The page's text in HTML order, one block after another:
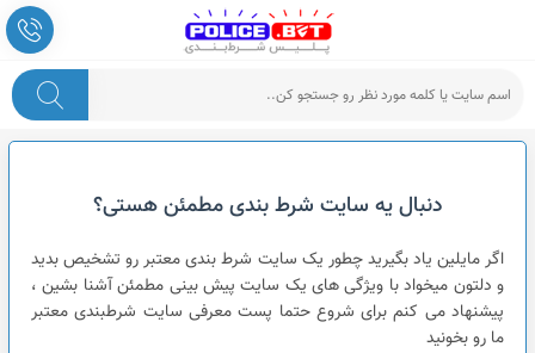
دنبال یه سایت شرط بندی مطمئن هستی؟
اگر مایلین یاد بگیرید چطور یک سایت شرط بندی معتبر رو تشخیص بدید
و دلتون میخواد با ویژگی های یک سایت پیش بینی مطمئن آشنا بشین ،
پیشنهاد می کنم برای شروع حتما پست معرفی سایت شرطبندی معتبر
ما رو بخونید